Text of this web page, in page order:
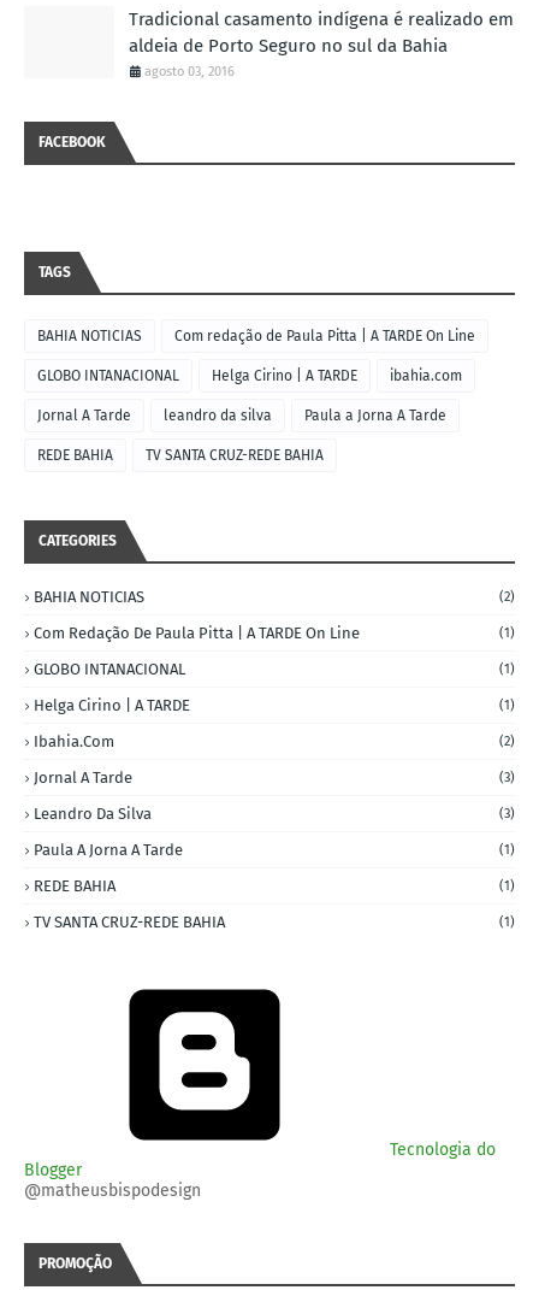
Tradicional casamento indígena é realizado em
aldeia de Porto Seguro no sul da Bahia
agosto 03, 2016
FACEBOOK
TAGS
BAHIA NOTICIAS Com redação de Paula Pitta | A TARDE On Line
GLOBO INTANACIONAL Helga Cirino | A TARDE ibahia.com
Jornal A Tarde leandro da silva Paula a Jorna A Tarde
REDE BAHIA TV SANTA CRUZ-REDE BAHIA
CATEGORIES
BAHIA NOTICIAS (2)
Com Redação De Paula Pitta | A TARDE On Line (1)
GLOBO INTANACIONAL (1)
Helga Cirino | A TARDE (1)
Ibahia.com (2)
Jornal A Tarde (3)
Leandro Da Silva (3)
Paula A Jorna A Tarde (1)
REDE BAHIA (1)
TV SANTA CRUZ-REDE BAHIA (1)
Tecnologia do
Blogger
@matheusbispodesign
PROMOÇÃO